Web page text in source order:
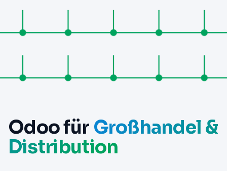
Odoo für Großhandel &
Distribution